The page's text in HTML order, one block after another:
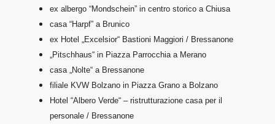
ex albergo “Mondschein” in centro storico a Chiusa
casa “Harpf” a Brunico
ex Hotel „Excelsior“ Bastioni Maggiori / Bressanone
„Pitschhaus“ in Piazza Parrocchia a Merano
casa „Nolte“ a Bressanone
filiale KVW Bolzano in Piazza Grano a Bolzano
Hotel “Albero Verde“ – ristrutturazione casa per il
personale / Bressanone